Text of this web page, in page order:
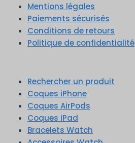
Mentions légales
Paiements sécurisés
Conditions de retours
Politique de confidentialité
Rechercher un produit
Coques iPhone
Coques AirPods
Coques iPad
Bracelets Watch